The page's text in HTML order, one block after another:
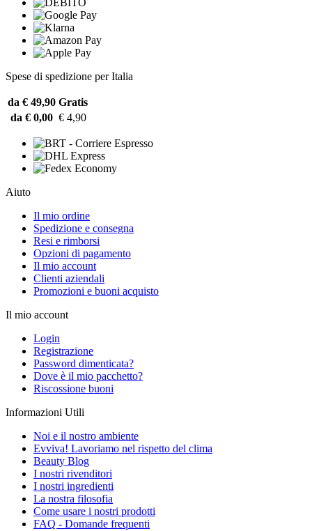
Spese di spedizione per Italia
da € 49,90 Gratis
da € 0,00 € 4,90
Aiuto
Il mio ordine
Spedizione e consegna
Resi e rimborsi
Opzioni di pagamento
Il mio account
Clienti aziendali
Promozioni e buoni acquisto
Il mio account
Login
Registrazione
Password dimenticata?
Dove è il mio pacchetto?
Riscossione buoni
Informazioni Utili
Noi e il nostro ambiente
Evviva! Lavoriamo nel rispetto del clima
Beauty Blog
I nostri rivenditori
I nostri ingredienti
La nostra filosofia
Come usare i nostri prodotti
FAQ - Domande frequenti